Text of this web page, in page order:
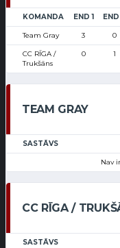
KOMANDA END 1
Team Gray 3 0
CC RĪGA /
Trukšāns
0 1
TEAM GRAY
SASTĀVS
Nav
CC RĪGA /
SASTĀVS